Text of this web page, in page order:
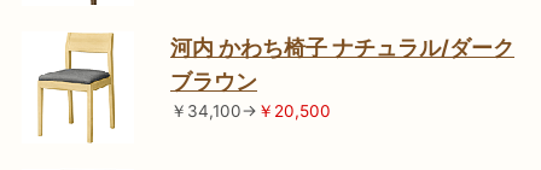
河内 かわち椅子 ナチュラル/ダーク
ブラウン
￥34,100→ ￥20,500